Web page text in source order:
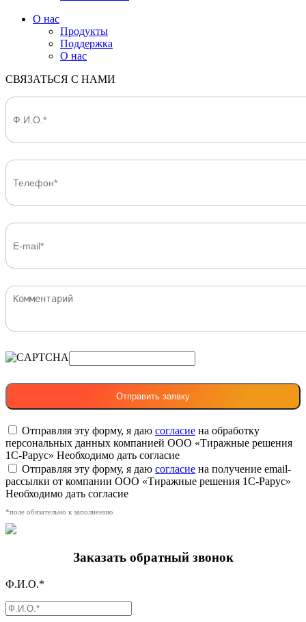
О нас
Продукты
Поддержка
О нас
СВЯЗАТЬСЯ С НАМИ
Отправляя эту форму, я даю согласие на обработку
персональных данных компанией ООО «Тиражные решения
1С-Рарус» Необходимо дать согласие
Отправляя эту форму, я даю согласие на получение email-
рассылки от компании ООО «Тиражные решения 1С-Рарус»
Необходимо дать согласие
*поле обязательно к заполнению
Заказать обратный звонок
Ф.И.О.*